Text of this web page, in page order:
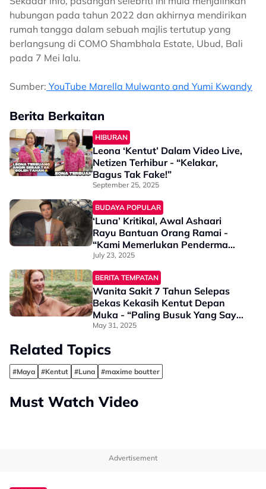
hubungan pada tahun 2022 dan akhirnya mendirikan
rumah tangga dalam sebuah majlis tertutup yang
berlangsung di COMO Shambhala Estate, Ubud, Bali
pada 7 Mei lalu.
Sumber: YouTube Marella Mulwanto and Yumi Kwandy
Berita Berkaitan
HIBURAN
Leona ‘Kentut’ Dalam Video Live,
Netizen Terhibur - “Kelakar,
Bagus Tak Fake!”
September 25, 2025
BUDAYA POPULAR
‘Luna’ Kritikal, Awal Ashaari
Rayu Bantuan Orang Ramai -
“Kami Memerlukan Penderma
Darah…”
July 23, 2025
BERITA TEMPATAN
Wanita Sakit 7 Tahun Selepas
Bekas Kekasih Kentut Depan
Muka - “Paling Busuk Yang Saya
Pernah Bau”
May 31, 2025
Related Topics
#Maya #Kentut #Luna #maxime boutter
Must Watch Video
Advertisement